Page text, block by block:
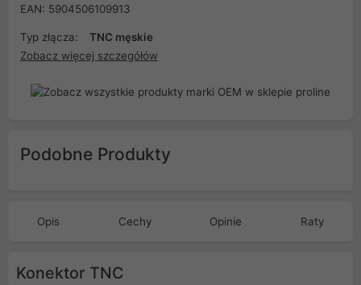
EAN: 5904506109913
Typ złącza:
TNC męskie
Zobacz więcej szczegółów
Podobne Produkty
Opis Cechy Opinie Raty
Konektor TNC